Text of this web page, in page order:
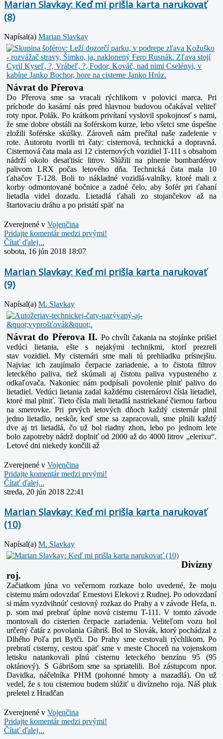
Marian Slavkay: Keď mi prišla karta narukovať
(8)
Napísal(a) Marian Slavkay
Návrat do Přerova
Do Přerova sme sa vracali rýchlikom v polovici marca. Pri
príchode do kasární nás pred hlavnou budovou očakával veliteľ
roty npor. Polák. Po krátkom privítaní vyslovil spokojnosť s nami,
že sme dobre obstáli na šoférskom kurze, lebo všetci sme úspešne
zložili šoférske skúšky. Zároveň nám prečítal naše zadelenie v
rote. Autorotu tvorili tri čaty: cisternová, technická a dopravná.
Cisternová čata mala asi 12 cisternových vozidiel T-111 s obsahom
nádrží okolo desaťtisíc litrov. Slúžili na plnenie bombardérov
palivom LRXpočas letového dňa. Technická čata mala 10
ťahačov T-128. Boli to nákladné vozidlá-valníky, ktoré mali z
korby odmontované bočnice a zadné čelo, aby šofér pri ťahaní
lietadla videl dozadu. Lietadlá ťahali zo stojančekov až na
štartovaciu dráhu a po pristátí späť na
Zverejnené v Vojenčina
Pridajte komentár medzi prvými!
Čítať ďalej...
sobota, 16 jún 2018 18:07
Marian Slavkay: Keď mi prišla karta narukovať
(9)
Napísal(a) M. Slavkay
Návrat do Přerova II. Po chvíli čakania na stojánke prišiel
vedúci lietania, ešte s nejakými technikmi, ktorí prezreli
stav vozidiel. My cisternári sme mali tú prehliadku prísnejšiu.
Najviac ich zaujímalo čerpacie zariadenie, a to čistota filtrov
leteckého paliva, tiež skúmali aj čistotu paliva vypusteného z
odkaľovača.Nakoniec nám podpísali povolenie plniť palivo do
lietadiel. Vedúci lietania zadal každému cisternárovi čísla lietadiel,
ktoré mal plniť. Tieto čísla mali lietadlá nastriekané čiernou farbou
na smerovke. Pri prvých letových dňoch každý cisternár plnil
jedno lietadlo, neskôr, keď sme sa zapracovali, sme plnili každý
dve aj tri lietadlá, čo už bol riadny zhon, lebo po jednom lete
bolo zapotreby nádrž doplniť od 2000 až do 4000 litrov „elerixu“.
Letové dni niekedy končili až
Zverejnené v Vojenčina
Pridajte komentár medzi prvými!
Čítať ďalej...
streda, 20 jún 2018 22:41
Marian Slavkay: Keď mi prišla karta narukovať
(10)
Napísal(a) M. Slavkay
Divízny
roj.
Začiatkom júna vo večernom rozkaze bolo uvedené, že moju
cisternu mám odovzdať Ernestovi Elekovi z Rudnej. Po odovzdaní
si mám vyzdvihnúť cestovný rozkaz do Prahy a v závode Hefa, n.
p. som mal prebrať úplne novú cisternu T-111. V tomto závode
montovali do cisterien čerpacie zariadenia. Veliteľom vozu bol
určený čatár z povolania Gábriš. Bol to Slovák, ktorý pochádzal z
Dlhého Poľa pri Bytči. Do Prahy sme cestovali rýchlikom. Po
prebratí cisterny, cestou späť sme v meste Choceň na vojenskom
letisku natankovali plnú cisternu leteckého benzínu 95 (95
oktánový). S Gábrišom sme sa spriatelili. Bol zástupcom npor.
Davidka, náčelníka PHM (pohonné hmoty a mazadlá). On už
vedel, že s tou cisternou budem slúžiť u divízneho roja. Náš pluk
preletel z Hradčan
Zverejnené v Vojenčina
Pridajte komentár medzi prvými!
Čítať ďalej...